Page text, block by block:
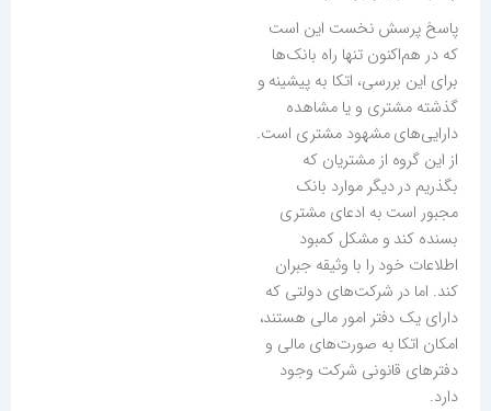
پاسخ پرسش نخست این است
که در هم‌اکنون تنها راه بانک‌ها
برای این بررسی، اتکا به پیشینه و
گذشته مشتری و یا مشاهده
دارایی‌های مشهود مشتری است.
از این گروه از مشتریان که
بگذریم در دیگر موارد بانک
مجبور است به ادعای مشتری
بسنده کند و مشکل کمبود
اطلاعات خود را با وثیقه جبران
کند. اما در شرکت‌های دولتی که
دارای یک دفتر امور مالی هستند،
امکان اتکا به صورت‌های مالی و
دفترهای قانونی شرکت وجود
دارد.